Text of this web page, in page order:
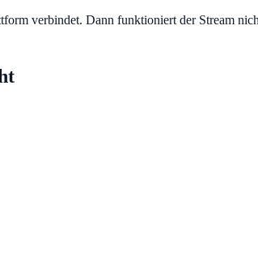
verbindet. Dann funktioniert der Stream